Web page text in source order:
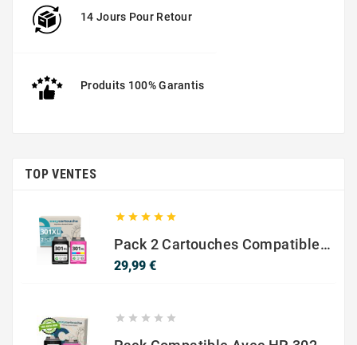
14 Jours Pour Retour
Produits 100% Garantis
TOP VENTES
    
Pack 2 Cartouches Compatible Avec HP 301 XL Noir Et Couleur
29,99 €Prix
    